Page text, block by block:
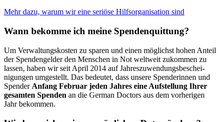
Mehr dazu, warum wir eine seriöse Hilfsorganisation sind
Wann bekomme ich meine Spenden­quittung?
Um Verwaltungs­kosten zu sparen und einen möglichst hohen Anteil
der Spenden­gelder den Menschen in Not welt­weit zukommen zu
lassen, haben wir seit April 2014 auf Jahres­zuwendungs­­beschei­
nigungen umge­stellt. Das bedeutet, dass unsere Spenderinnen und
Spender Anfang Februar jeden Jahres eine Aufstellung Ihrer
gesamten Spenden an die German Doctors aus dem vorherigen
Jahr bekommen.